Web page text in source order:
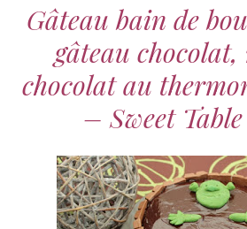
Gâteau bain de
gâteau chocolat,
chocolat au
– Sweet